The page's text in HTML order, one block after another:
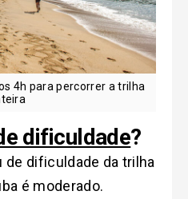
4h para percorrer a trilha
dificuldade?
de dificuldade da trilha
é moderado.